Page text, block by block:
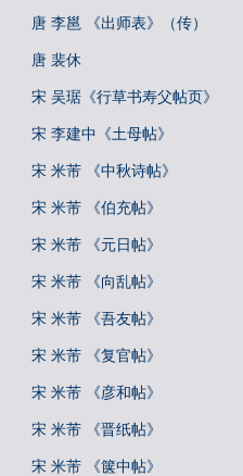
唐 李邕 《出师表》（传）
唐 裴休
宋 吴琚《行草书寿父帖页》
宋 李建中《土母帖》
宋 米芾 《中秋诗帖》
宋 米芾 《伯充帖》
宋 米芾 《元日帖》
宋 米芾 《向乱帖》
宋 米芾 《吾友帖》
宋 米芾 《复官帖》
宋 米芾 《彦和帖》
宋 米芾 《晋纸帖》
宋 米芾 《箧中帖》